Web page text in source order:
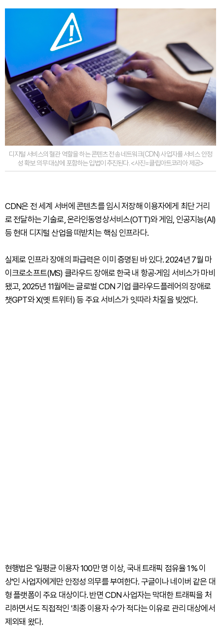
디지털 서비스의 혈관 역할을 하는 콘텐츠 전송 네트워크(CDN) 사업자를 서비스 안정
성 확보 의무 대상에 포함하는 입법이 추진된다. <사진=클립아트코리아 제공>
CDN은 전 세계 서버에 콘텐츠를 임시 저장해 이용자에게 최단 거리
로 전달하는 기술로, 온라인동영상서비스(OTT)와 게임, 인공지능(AI)
등 현대 디지털 산업을 떠받치는 핵심 인프라다.
실제로 인프라 장애의 파급력은 이미 증명된 바 있다. 2024년 7월 마
이크로소프트(MS) 클라우드 장애로 한국 내 항공·게임 서비스가 마비
됐고, 2025년 11월에는 글로벌 CDN 기업 클라우드플레어의 장애로
챗GPT와 X(옛 트위터) 등 주요 서비스가 잇따라 차질을 빚었다.
현행법은 '일평균 이용자 100만 명 이상, 국내 트래픽 점유율 1% 이
상'인 사업자에게만 안정성 의무를 부여한다. 구글이나 네이버 같은 대
형 플랫폼이 주요 대상이다. 반면 CDN 사업자는 막대한 트래픽을 처
리하면서도 직접적인 '최종 이용자 수'가 적다는 이유로 관리 대상에서
제외돼 왔다.